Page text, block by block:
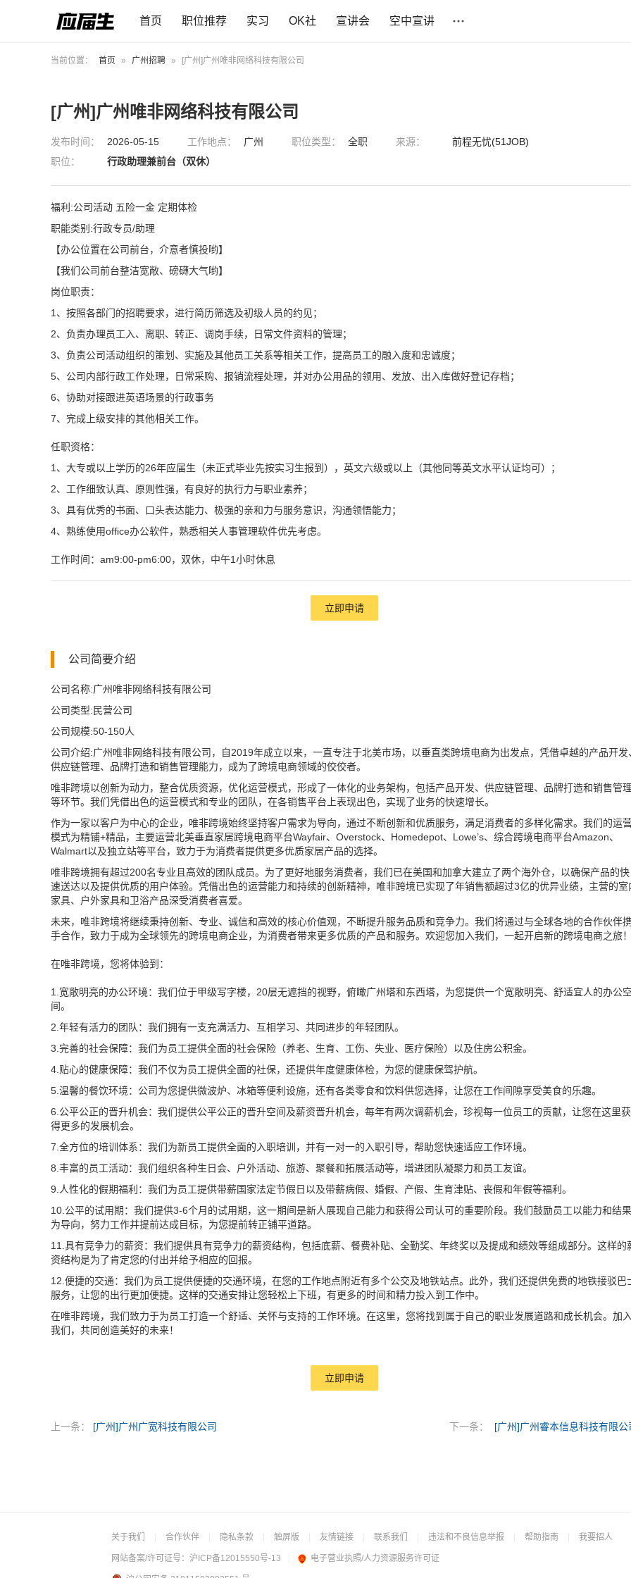
首页 职位推荐 实习 OK社 宣讲会 空中宣讲
当前位置： 首页 » 广州招聘 » [广州]广州唯非网络科技有限公司
[广州]广州唯非网络科技有限公司
发布时间： 2026-05-15 工作地点： 广州 职位类型： 全职 来源：
前程无忧(51JOB)
职位：
行政助理兼前台（双休）
福利:公司活动 五险一金 定期体检
职能类别:行政专员/助理
【办公位置在公司前台，介意者慎投哟】
【我们公司前台整洁宽敞、磅礴大气哟】
岗位职责：
1、按照各部门的招聘要求，进行简历筛选及初级人员的约见；
2、负责办理员工入、离职、转正、调岗手续，日常文件资料的管理；
3、负责公司活动组织的策划、实施及其他员工关系等相关工作，提高员工的融入度和忠诚度；
5、公司内部行政工作处理，日常采购、报销流程处理，并对办公用品的领用、发放、出入库做好登记存档；
6、协助对接跟进英语场景的行政事务
7、完成上级安排的其他相关工作。
任职资格：
1、大专或以上学历的26年应届生（未正式毕业先按实习生报到），英文六级或以上（其他同等英文水平认证均可）；
2、工作细致认真、原则性强，有良好的执行力与职业素养；
3、具有优秀的书面、口头表达能力、极强的亲和力与服务意识，沟通领悟能力；
4、熟练使用office办公软件，熟悉相关人事管理软件优先考虑。
工作时间：am9:00-pm6:00，双休，中午1小时休息
立即申请
公司简要介绍
公司名称:广州唯非网络科技有限公司
公司类型:民营公司
公司规模:50-150人
公司介绍:广州唯非网络科技有限公司，自2019年成立以来，一直专注于北美市场，以垂直类跨境电商为出发点，凭借卓越的产品开发
供应链管理、品牌打造和销售管理能力，成为了跨境电商领域的佼佼者。
唯非跨境以创新为动力，整合优质资源，优化运营模式，形成了一体化的业务架构，包括产品开发、供应链管理、品牌打造和销售管理
等环节。我们凭借出色的运营模式和专业的团队，在各销售平台上表现出色，实现了业务的快速增长。
作为一家以客户为中心的企业，唯非跨境始终坚持客户需求为导向，通过不断创新和优质服务，满足消费者的多样化需求。我们的运
模式为精铺+精品，主要运营北美垂直家居跨境电商平台Wayfair、Overstock、Homedepot、Lowe’s、综合跨境电商平台Amazon、
Walmart以及独立站等平台，致力于为消费者提供更多优质家居产品的选择。
唯非跨境拥有超过200名专业且高效的团队成员。为了更好地服务消费者，我们已在美国和加拿大建立了两个海外仓，以确保产品的快
速送达以及提供优质的用户体验。凭借出色的运营能力和持续的创新精神，唯非跨境已实现了年销售额超过3亿的优异业绩，主营的室
家具、户外家具和卫浴产品深受消费者喜爱。
未来，唯非跨境将继续秉持创新、专业、诚信和高效的核心价值观，不断提升服务品质和竞争力。我们将通过与全球各地的合作伙伴
手合作，致力于成为全球领先的跨境电商企业，为消费者带来更多优质的产品和服务。欢迎您加入我们，一起开启新的跨境电商之旅！
在唯非跨境，您将体验到：
1.宽敞明亮的办公环境：我们位于甲级写字楼，20层无遮挡的视野，俯瞰广州塔和东西塔，为您提供一个宽敞明亮、舒适宜人的办公空
间。
2.年轻有活力的团队：我们拥有一支充满活力、互相学习、共同进步的年轻团队。
3.完善的社会保障：我们为员工提供全面的社会保险（养老、生育、工伤、失业、医疗保险）以及住房公积金。
4.贴心的健康保障：我们不仅为员工提供全面的社保，还提供年度健康体检，为您的健康保驾护航。
5.温馨的餐饮环境：公司为您提供微波炉、冰箱等便利设施，还有各类零食和饮料供您选择，让您在工作间隙享受美食的乐趣。
6.公平公正的晋升机会：我们提供公平公正的晋升空间及薪资晋升机会，每年有两次调薪机会，珍视每一位员工的贡献，让您在这里获
得更多的发展机会。
7.全方位的培训体系：我们为新员工提供全面的入职培训，并有一对一的入职引导，帮助您快速适应工作环境。
8.丰富的员工活动：我们组织各种生日会、户外活动、旅游、聚餐和拓展活动等，增进团队凝聚力和员工友谊。
9.人性化的假期福利：我们为员工提供带薪国家法定节假日以及带薪病假、婚假、产假、生育津贴、丧假和年假等福利。
10.公平的试用期：我们提供3-6个月的试用期，这一期间是新人展现自己能力和获得公司认可的重要阶段。我们鼓励员工以能力和结果
为导向，努力工作并提前达成目标，为您提前转正铺平道路。
11.具有竞争力的薪资：我们提供具有竞争力的薪资结构，包括底薪、餐费补贴、全勤奖、年终奖以及提成和绩效等组成部分。这样的
资结构是为了肯定您的付出并给予相应的回报。
12.便捷的交通：我们为员工提供便捷的交通环境，在您的工作地点附近有多个公交及地铁站点。此外，我们还提供免费的地铁接驳巴
服务，让您的出行更加便捷。这样的交通安排让您轻松上下班，有更多的时间和精力投入到工作中。
在唯非跨境，我们致力于为员工打造一个舒适、关怀与支持的工作环境。在这里，您将找到属于自己的职业发展道路和成长机会。加入
我们，共同创造美好的未来！
立即申请
上一条： [广州]广州广宽科技有限公司 下一条： [广州]广州睿本信息科技有限公
关于我们 合作伙伴 隐私条款 触屏版 友情链接 联系我们 违法和不良信息举报 帮助指南 我要招人
网站备案/许可证号： 沪ICP备12015550号-13 电子营业执照/人力资源服务许可证